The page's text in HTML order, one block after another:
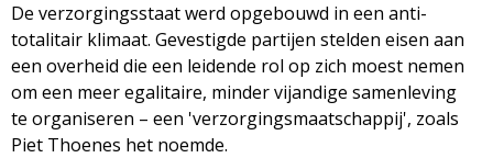
De verzorgingsstaat werd opgebouwd in een anti-
totalitair klimaat. Gevestigde partijen stelden eisen aan
een overheid die een leidende rol op zich moest nemen
om een meer egalitaire, minder vijandige samenleving
te organiseren – een 'verzorgingsmaatschappij', zoals
Piet Thoenes het noemde.